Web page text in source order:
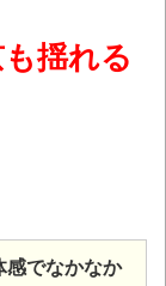
も揺れる
感でなかなか